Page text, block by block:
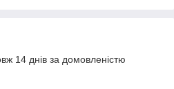
14 днів за домовленістю